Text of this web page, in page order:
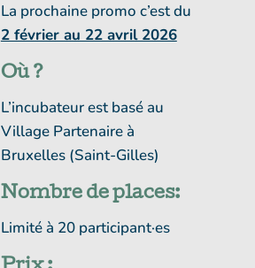
La prochaine promo c’est du
2 février au 22 avril 2026
Où ?
L’incubateur est basé au
Village Partenaire à
Bruxelles (Saint-Gilles)
Nombre de places:
Limité à 20 participant·es